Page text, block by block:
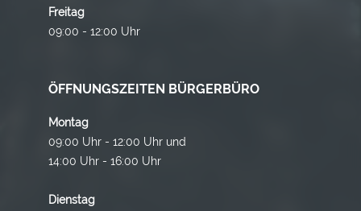
Freitag
09:00 - 12:00 Uhr
ÖFFNUNGSZEITEN BÜRGERBÜRO
Montag
09:00 Uhr - 12:00 Uhr und
14:00 Uhr - 16:00 Uhr
Dienstag